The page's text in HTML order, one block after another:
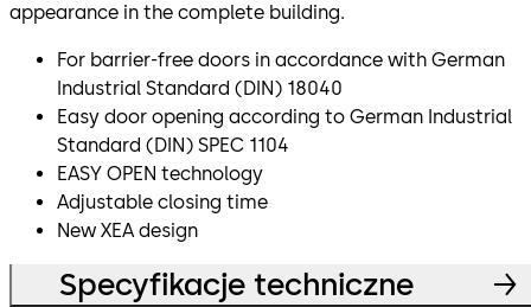
appearance in the complete building.
For barrier-free doors in accordance with German
Industrial Standard (DIN) 18040
Easy door opening according to German Industrial
Standard (DIN) SPEC 1104
EASY OPEN technology
Adjustable closing time
New XEA design
Specyfikacje techniczne